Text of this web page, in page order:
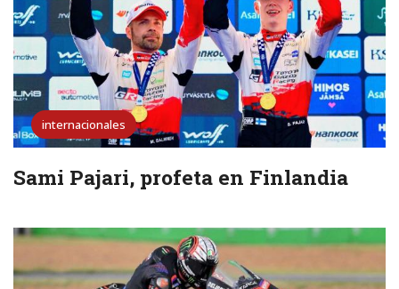
internacionales
Sami Pajari, profeta en Finlandia